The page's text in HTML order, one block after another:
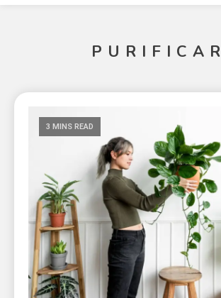
PURIFICAR
3 MINS READ